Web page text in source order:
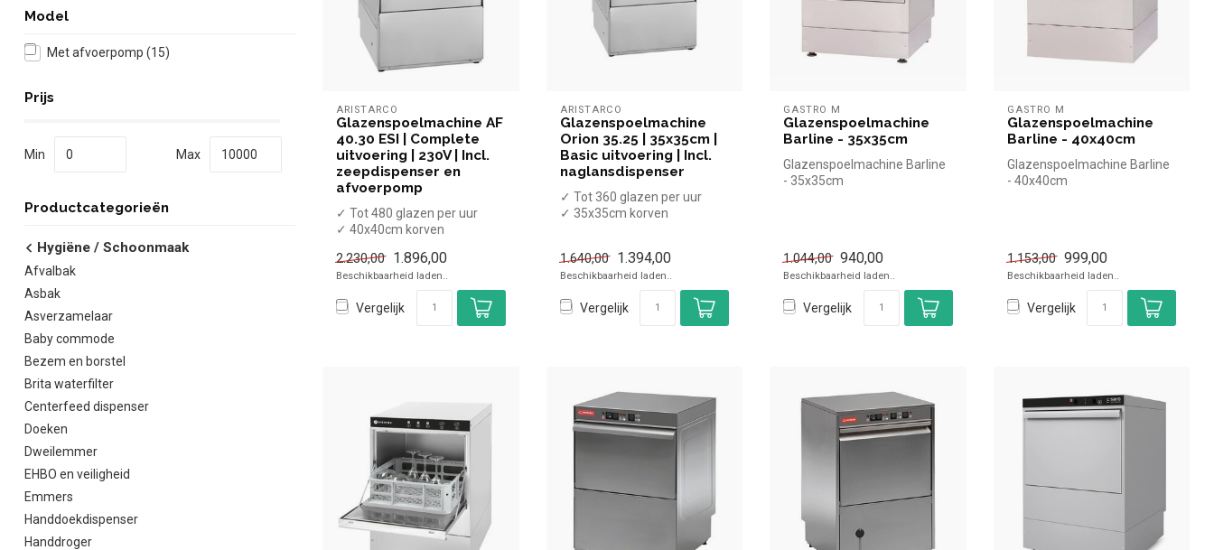
Model
Met afvoerpomp (15)
Prijs
Min Max
Productcategorieën
Hygiëne / Schoonmaak
Afvalbak
Asbak
Asverzamelaar
Baby commode
Bezem en borstel
Brita waterfilter
Centerfeed dispenser
Doeken
Dweilemmer
EHBO en veiligheid
Emmers
Handdoekdispenser
Handdroger
ARISTARCO
Glazenspoelmachine AF
40.30 ESI | Complete
uitvoering | 230V | Incl.
zeepdispenser en
afvoerpomp
✓ Tot 480 glazen per uur
✓ 40x40cm korven
✓ 4 Waspr...
2.230,00 1.896,00
Beschikbaarheid laden..
Vergelijk
ARISTARCO
Glazenspoelmachine
Orion 35.25 | 35x35cm |
Basic uitvoering | Incl.
naglansdispenser
✓ Tot 360 glazen per uur
✓ 35x35cm korven
1.640,00 1.394,00
Beschikbaarheid laden..
Vergelijk
GASTRO M
Glazenspoelmachine
Barline - 35x35cm
Glazenspoelmachine Barline
- 35x35cm
1.044,00 940,00
Beschikbaarheid laden..
Vergelijk
GASTRO M
Glazenspoelmachine
Barline - 40x40cm
Glazenspoelmachine Barline
- 40x40cm
1.153,00 999,00
Beschikbaarheid laden..
Vergelijk